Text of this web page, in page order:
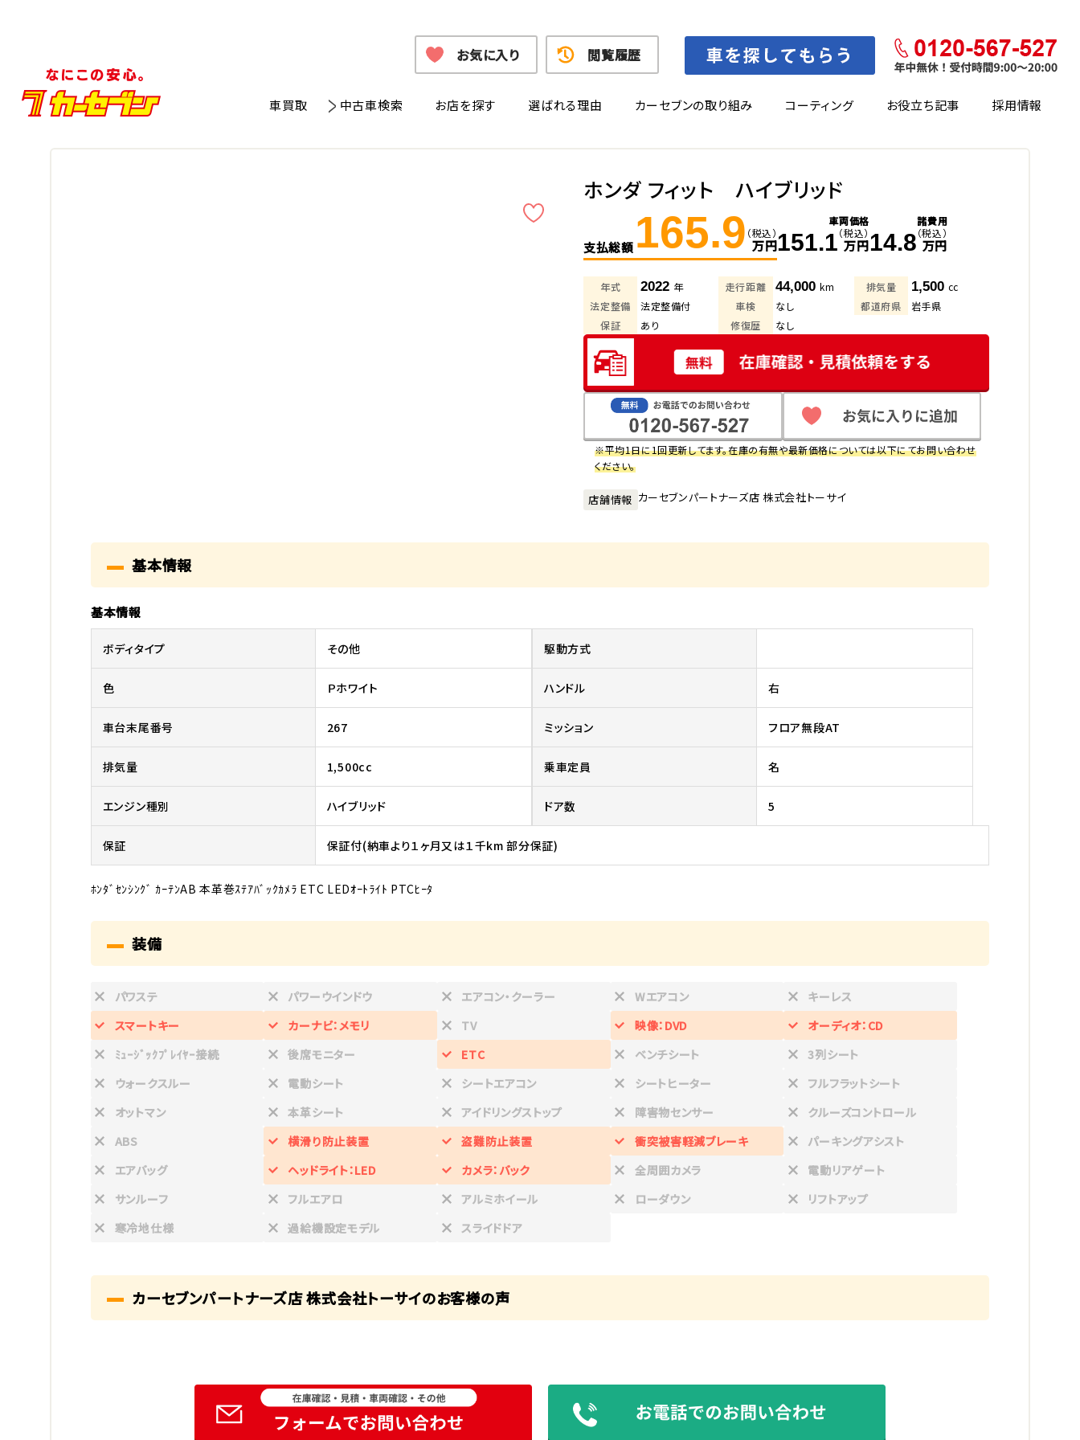
車買取 中古車検索 お店を探す 選ばれる理由 カーセブンの取り組み コーティング お役立ち記事 採用情報
お気に入り 閲覧履歴
ホンダ フィット ハイブリッド
支払総額 165.9 （税込）
万円
車両価格
151.1（税込）
万円
諸費用
14.8（税込）
万円
年式 2022 年 走行距離 44,000km 排気量 1,500 cc
法定整備
法定整備付 車検 なし 都道府県
岩手県
保証
あり 修復歴 なし
※平均1日に1回更新してます。在庫の有無や最新価格については以下にてお問い合わせ
ください。
店舗情報 カーセブンパートナーズ店 株式会社トーサイ
基本情報
基本情報
ボディタイプ その他
色 Ｐホワイト
車台末尾番号 267
排気量 1,500cc
エンジン種別 ハイブリッド
駆動方式
ハンドル 右
ミッション フロア無段AT
乗車定員 名
ドア数 5
保証 保証付(納車より１ヶ月又は１千km 部分保証)
ﾎﾝﾀﾞｾﾝｼﾝｸﾞ ｶｰﾃﾝAB 本革巻ｽﾃｱﾊﾞｯｸｶﾒﾗ ETC LEDｵｰﾄﾗｲﾄ PTCﾋｰﾀ
装備
パワステ パワーウインドウ エアコン・クーラー Wエアコン
キーレス
スマートキー
カーナビ：メモリ TV 映像：DVD
オーディオ：CD
ﾐｭｰｼﾞｯｸﾌﾟﾚｲﾔｰ接続
後席モニター ETC ベンチシート
3列シート
ウォークスルー
電動シート シートエアコン シートヒーター
フルフラットシート
オットマン
本革シート アイドリングストップ 障害物センサー
クルーズコントロール
ABS
横滑り防止装置 盗難防止装置 衝突被害軽減ブレーキ
パーキングアシスト
エアバッグ
ヘッドライト：LED カメラ：バック 全周囲カメラ
電動リアゲート
サンルーフ
フルエアロ アルミホイール ローダウン
リフトアップ
寒冷地仕様
過給機設定モデル スライドドア
カーセブンパートナーズ店 株式会社トーサイのお客様の声